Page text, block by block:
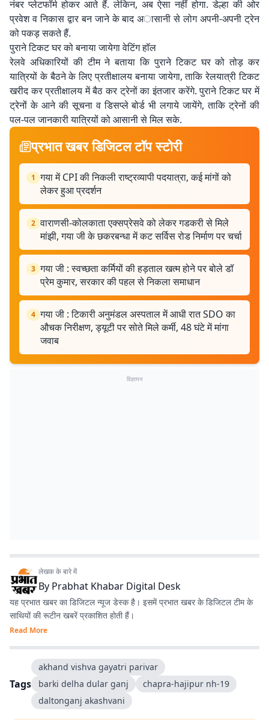
नंबर प्लेटफॉर्म होकर आते हैं. लेकिन, अब ऐसा नहीं होगा. डेल्हा की ओर
प्रवेश व निकास द्वार बन जाने के बाद अासानी से लोग अपनी-अपनी ट्रेन
को पकड़ सकते हैं.
पुराने टिकट घर को बनाया जायेगा वेटिंग हॉल
रेलवे अधिकारियों की टीम ने बताया कि पुराने टिकट घर को तोड़ कर
यात्रियों के बैठने के लिए प्रतीक्षालय बनाया जायेगा, ताकि रेलयात्री टिकट
खरीद कर प्रतीक्षालय में बैठ कर ट्रेनों का इंतजार करेंगे. पुराने टिकट घर में
ट्रेनों के आने की सूचना व डिसप्ले बोर्ड भी लगाये जायेंगे, ताकि ट्रेनों की
पल-पल जानकारी यात्रियों को आसानी से मिल सके.
प्रभात खबर डिजिटल टॉप स्टोरी
1 गया में CPI की निकली राष्ट्रव्यापी पदयात्रा, कई मांगों को
लेकर हुआ प्रदर्शन
2 वाराणसी-कोलकाता एक्सप्रेसवे को लेकर गडकरी से मिले
मांझी, गया जी के छकरबन्धा में कट सर्विस रोड निर्माण पर चर्चा
3 गया जी : स्वच्छता कर्मियों की हड़ताल खत्म होने पर बोले डॉ
प्रेम कुमार, सरकार की पहल से निकला समाधान
4 गया जी : टिकारी अनुमंडल अस्पताल में आधी रात SDO का
औचक निरीक्षण, ड्यूटी पर सोते मिले कर्मी, 48 घंटे में मांगा
जवाब
विज्ञापन
लेखक के बारे में
By Prabhat Khabar Digital Desk
यह प्रभात खबर का डिजिटल न्यूज डेस्क है। इसमें प्रभात खबर के डिजिटल टीम के
साथियों की रूटीन खबरें प्रकाशित होती हैं।
Read More
Tags
akhand vishva gayatri parivar
barki delha dular ganj
chapra-hajipur nh-19
daltonganj akashvani